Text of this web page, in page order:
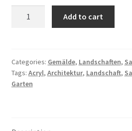
Zubehör
Schule
Add to cart
Categories: Gemälde, Landschaften,
Tags: Acryl, Architektur, Landschaft,
Garten